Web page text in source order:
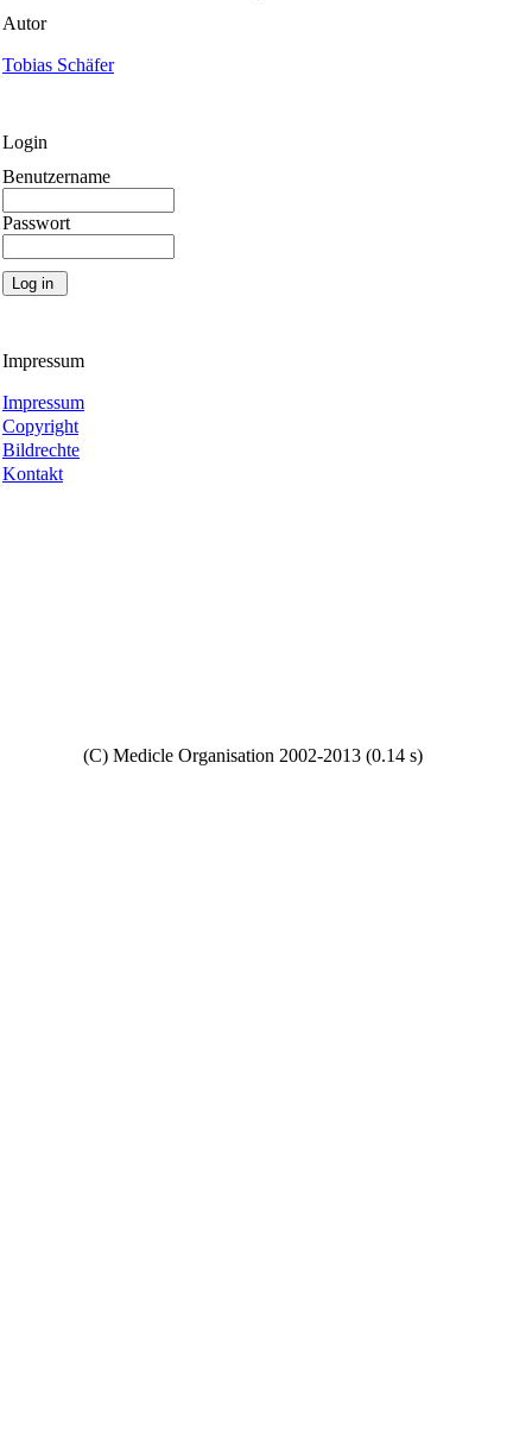
Autor
Tobias Schäfer
Login
Benutzername
Passwort
Impressum
Impressum
Copyright
Bildrechte
Kontakt
(C) Medicle Organisation 2002-2013 (0.14 s)